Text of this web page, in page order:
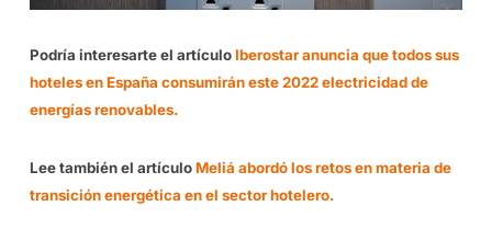
Podría interesarte el artículoIberostar anuncia que todos sus
hoteles en España consumirán este 2022 electricidad de
energías renovables.
Lee también el artículoMeliá abordó los retos en materia de
transición energética en el sector hotelero.